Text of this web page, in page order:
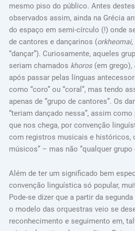
mesmo piso do público. Antes
observados assim, ainda na Grécia
do espaço em semi-círculo (!) onde
de cantores e dançarinos (orkheomai,
“dançar”). Curiosamente, aqueles
seriam chamados khoros(em grego),
após passar pelas línguas
como “coro” ou “coral”, mas tendo
apenas de “grupo de cantores”. Os
“teriam dançado nessa”, assim como
que nos chega, por convenção
com registros musicais e históricos,
músicos” – mas não “qualquer
Além de ter um significado bem
convenção linguística só popular,
Pode-se dizer que a partir da
o modelo das orquestras veio se
reconhecimento e seguimento em,